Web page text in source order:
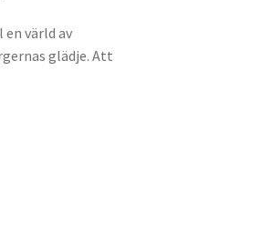
värld av
glädje. Att